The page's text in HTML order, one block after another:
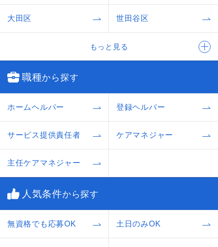
大田区 世田谷区
もっと見る
職種から探す
ホームヘルパー 登録ヘルパー
サービス提供責任者 ケアマネジャー
主任ケアマネジャー
人気条件から探す
無資格でも応募OK 土日のみOK